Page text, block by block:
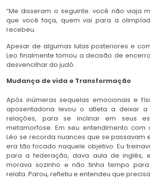
“Me disseram o seguinte: você não viaja
que você faça, quem vai para a
recebeu.
Apesar de algumas lutas posteriores e
Leo finalmente tomou a decisão de
desvencilhar do judô.
Mudança de vida e Transformação
Após inúmeras sequelas emocionais e
aposentadoria levou o atleta a deixar
relações, para se inclinar em seus
metamorfose. Em seu entendimento com
Léo se recorda nuances que se passavam
era tão focado naquele objetivo. Eu
para a federação, dava aula de inglês,
morava sozinho e não tinha tempo
relata. Parou, refletiu e entendeu que